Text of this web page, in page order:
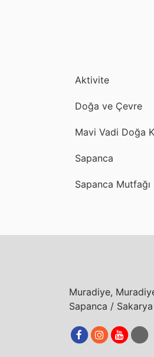
Aktivite
Doğa ve Çevre
Mavi Vadi Doğa
Sapanca
Sapanca Mutfağı
Muradiye,
Sapanca /